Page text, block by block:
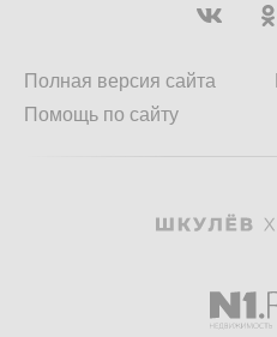
Полная версия сайта
Помощь по сайту